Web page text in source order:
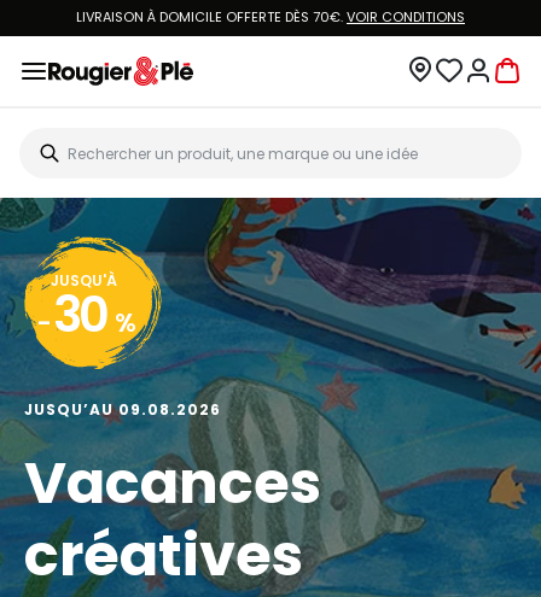
LIVRAISON À DOMICILE OFFERTE DÈS 70€.VOIR CONDITIONS
JUSQU'À
- 30 %
JUSQU’AU 09.08.2026
Vacances
créatives